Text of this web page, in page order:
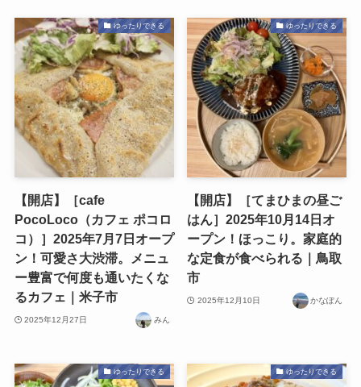
ゆったりできる
【開店】［cafe
PocoLoco（カフェ ポコロ
コ）］2025年7月7日オープ
ン！可愛さ大渋滞。メニュ
ー豊富で何度も通いたくな
るカフェ｜米子市
2025年12月27日 みん
ゆったりできる
【開店】［てまひまの昼ご
はん］2025年10月14日オ
ープン！ほっこり。家庭的
な定食が食べられる｜鳥取
市
2025年12月10日 かなぽん
ゆったりできる ゆったりできる